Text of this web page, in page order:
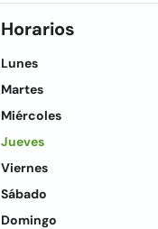
Horarios
Lunes
Martes
Miércoles
Jueves
Viernes
Sábado
Domingo